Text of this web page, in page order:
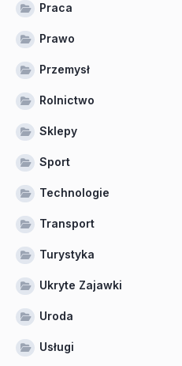
Praca
Prawo
Przemysł
Rolnictwo
Sklepy
Sport
Technologie
Transport
Turystyka
Ukryte Zajawki
Uroda
Usługi